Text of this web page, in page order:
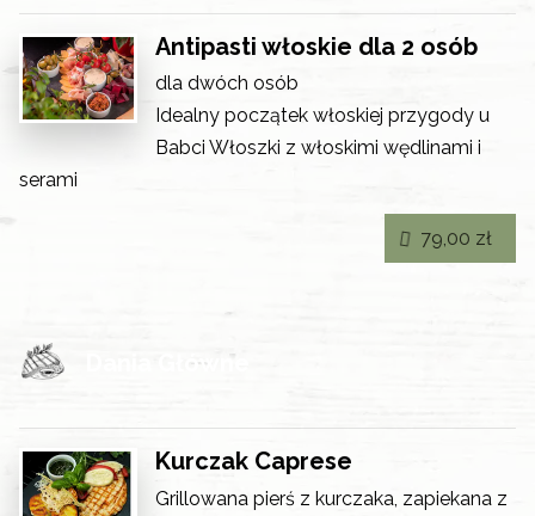
Antipasti włoskie dla 2 osób
dla dwóch osób
Idealny początek włoskiej przygody u
Babci Włoszki z włoskimi wędlinami i
serami
Dania Główne
Kurczak Caprese
Grillowana pierś z kurczaka, zapiekana z